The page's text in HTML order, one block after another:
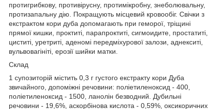
протигрибкову, противірусну, протимікробну, знеболювальну,
протизапальну дію. Покращують місцевий кровообіг. Свічки з
екстрактом кори дуба допомагають при геморої, тріщині
прямої кишки, проктиті, парапроктиті, сигмоидите, простатиті,
циститі, уретриті, аденомі передміхурової залози, аднекситі,
вульвовагініті, ерозії шийки матки.
Склад
1 супозиторій містить 0,3 г густого екстракту кори Дуба
звичайного, допоміжні речовини: поліетиленоксид - 400,
поліетиленоксид - 1500, ланолін безводний. Дубильні
речовини - 19,6%, аскорбінова кислота - 0,59%, оксикоричних